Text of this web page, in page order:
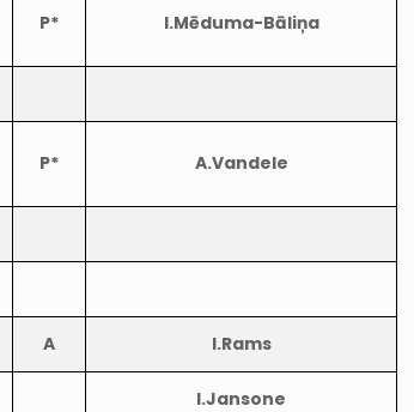
P* I.Mēduma-Bāliņa
P* A.Vandele
A I.Rams
I.Jansone